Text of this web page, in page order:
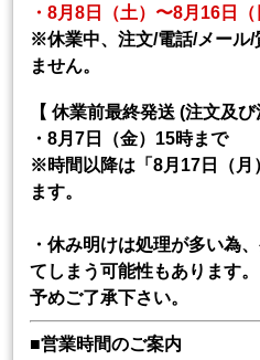
・8月8日（土）〜8月16日（
※休業中、注文/電話/メール/
ません。
【 休業前最終発送 (注文及び
・8月7日（金）15時まで
※時間以降は「8月17日（月
ます。
・休み明けは処理が多い為
てしまう可能性もあります。
予めご了承下さい。
■営業時間のご案内